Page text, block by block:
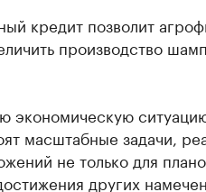
кредит позволит
производство
экономическую
масштабные задачи,
не только для
других